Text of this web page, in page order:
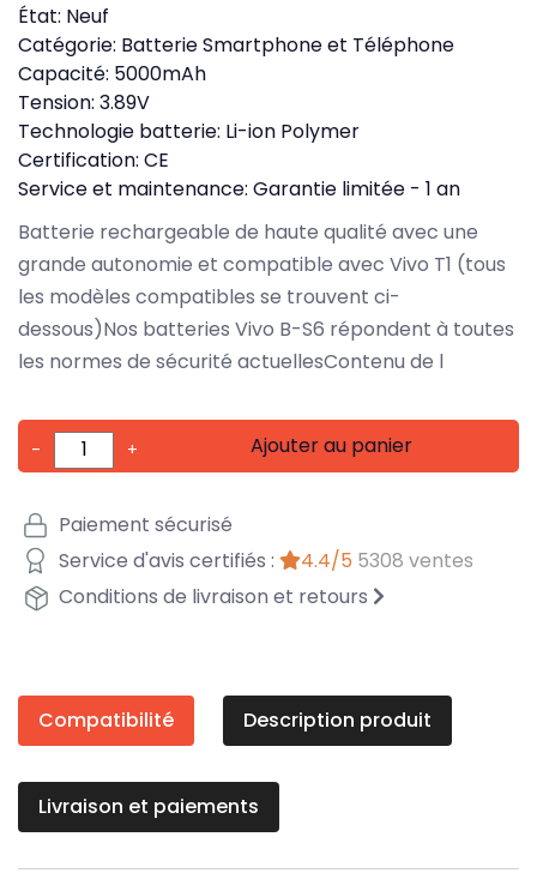
État: Neuf
Catégorie: Batterie Smartphone et Téléphone
Capacité: 5000mAh
Tension: 3.89V
Technologie batterie: Li-ion Polymer
Certification: CE
Service et maintenance: Garantie limitée - 1 an
Batterie rechargeable de haute qualité avec une
grande autonomie et compatible avec Vivo T1 (tous
les modèles compatibles se trouvent ci-
dessous)Nos batteries Vivo B-S6 répondent à toutes
les normes de sécurité actuellesContenu de l
- + Ajouter au panier
Paiement sécurisé
Service d'avis certifiés :
4.4/5 5308 ventes
Conditions de livraison et retours
Compatibilité Description produit
Livraison et paiements